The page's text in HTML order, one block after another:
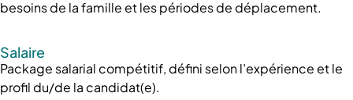
besoins de la famille et les périodes de déplacement.
Salaire
Package salarial compétitif, défini selon l’expérience et le
profil du/de la candidat(e).